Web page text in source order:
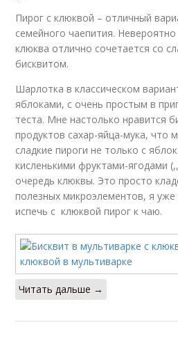
Пирог с клюквой – отличный
семейного чаепития. Невероятно
клюква отлично сочетается со
бисквитом.
Шарлотка в классическом
яблоками, с очень простым в
теста. Мне настолько нравится
продуктов сахар-яйца-мука, что
сладкие пироги не только с
кисленькими фруктами-ягодами
очередь клюквы. Это просто
полезных микроэлементов, я
испечь с клюквой пирог к чаю.
Читать дальше →